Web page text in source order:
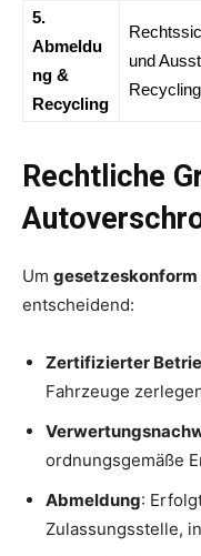
5.
Abmeldu
ng &
Recycling
und
Rechtliche
Um gesetzeskonform
entscheidend:
Zertifizierter
Fahrzeuge
ordnungsgemäße
Abmeldung:
Zulassungsstelle,